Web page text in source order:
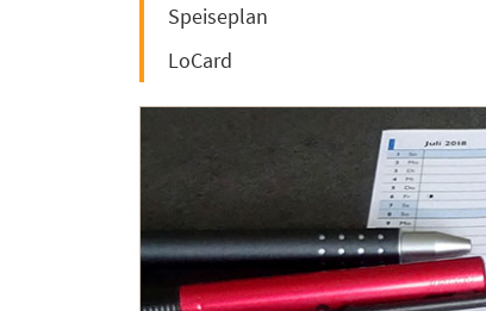
Speiseplan
LoCard